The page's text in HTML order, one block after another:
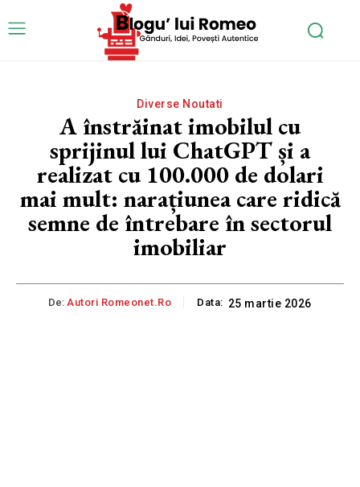
Diverse Noutati
A înstrăinat imobilul cu
sprijinul lui ChatGPT și a
realizat cu 100.000 de dolari
mai mult: narațiunea care ridică
semne de întrebare în sectorul
imobiliar
De: Autori Romeonet.ro Data: 25 martie 2026